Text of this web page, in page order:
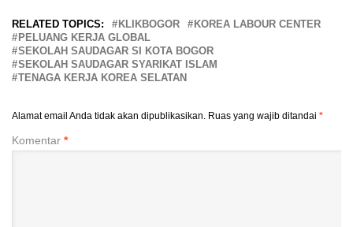
RELATED TOPICS: KLIKBOGOR
KOREA LABOUR CENTER
PELUANG KERJA GLOBAL
SEKOLAH SAUDAGAR SI KOTA BOGOR
SEKOLAH SAUDAGAR SYARIKAT ISLAM
TENAGA KERJA KOREA SELATAN
Alamat email Anda tidak akan dipublikasikan. Ruas yang wajib ditandai *
Komentar *